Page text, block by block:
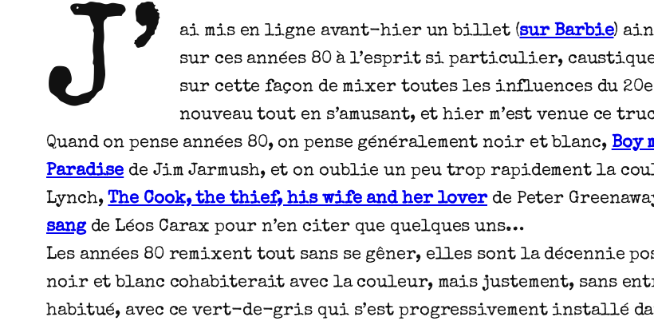
J’ ai mis en ligne avant-hier un billet (sur Barbie)
sur ces années 80 à l’esprit si particulier,
sur cette façon de mixer toutes les influences du
nouveau tout en s’amusant, et hier m’est venue ce
Quand on pense années 80, on pense généralement noir et blanc, Boy
Paradise de Jim Jarmush, et on oublie un peu trop rapidement la
Lynch,The Cook, the thief, his wife and her loverde Peter
sangde Léos Carax pour n’en citer que quelques uns…
Les années 80 remixent tout sans se gêner, elles sont la
noir et blanc cohabiterait avec la couleur, mais justement, sans
habitué, avec ce vert-de-gris qui s’est progressivement installé